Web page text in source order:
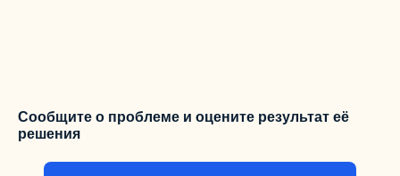
Сообщите о проблеме и оцените результат её
решения